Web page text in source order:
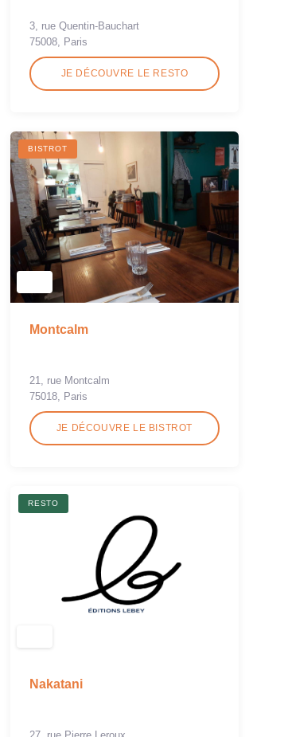
3, rue Quentin-Bauchart
75008, Paris
JE DÉCOUVRE LE RESTO
BISTROT
Montcalm
21, rue Montcalm
75018, Paris
JE DÉCOUVRE LE BISTROT
RESTO
Nakatani